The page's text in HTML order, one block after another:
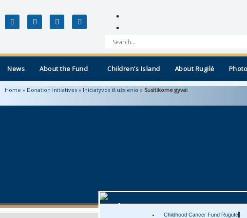
News About the Fund Children’s Island About Rugilė
Home » Donation Initiatives » Iniciatyvos iš užsienio » Susitikome gyvai
Childhood Cancer Fund Rugutė